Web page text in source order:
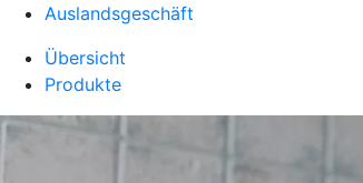
Auslandsgeschäft
Übersicht
Produkte